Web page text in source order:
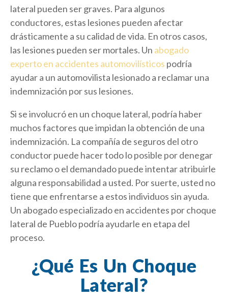
lateral pueden ser graves. Para algunos
conductores, estas lesiones pueden afectar
drásticamente a su calidad de vida. En otros casos,
las lesiones pueden ser mortales. Un abogado
experto en accidentes automovilísticos podría
ayudar a un automovilista lesionado a reclamar una
indemnización por sus lesiones.
Si se involucró en un choque lateral, podría haber
muchos factores que impidan la obtención de una
indemnización. La compañía de seguros del otro
conductor puede hacer todo lo posible por denegar
su reclamo o el demandado puede intentar atribuirle
alguna responsabilidad a usted. Por suerte, usted no
tiene que enfrentarse a estos individuos sin ayuda.
Un abogado especializado en accidentes por choque
lateral de Pueblo podría ayudarle en etapa del
proceso.
¿Qué Es Un Choque
Lateral?